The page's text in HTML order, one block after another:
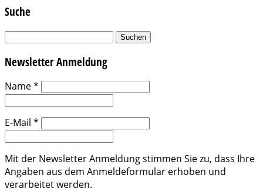
Suche
Suchen
Newsletter Anmeldung
Name*
E-Mail *
Mit der Newsletter Anmeldung stimmen Sie zu, dass Ihre
Angaben aus dem Anmeldeformular erhoben und
verarbeitet werden.